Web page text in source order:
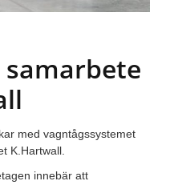
samarbete
med vagntågssystemet
K.Hartwall.
innebär att